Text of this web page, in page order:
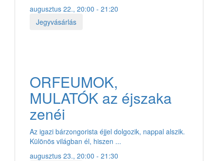
augusztus 22., 20:00 - 21:20
Jegyvásárlás
ORFEUMOK,
MULATÓK az éjszaka
zenéi
Az igazi bárzongorista éjjel dolgozik, nappal alszik.
Különös világban él, hiszen ...
augusztus 23., 20:00 - 21:30